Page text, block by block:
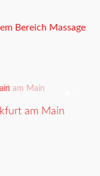
Bereich Massage
am Main